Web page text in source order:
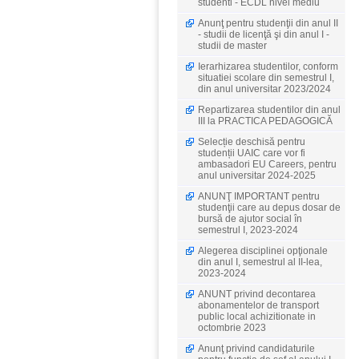
studenti - ECDL nivel mediu
Anunţ pentru studenţii din anul II
- studii de licenţă şi din anul I -
studii de master
Ierarhizarea studentilor, conform
situatiei scolare din semestrul I,
din anul universitar 2023/2024
Repartizarea studentilor din anul
III la PRACTICA PEDAGOGICĂ
Selecție deschisă pentru
studenții UAIC care vor fi
ambasadori EU Careers, pentru
anul universitar 2024-2025
ANUNŢ IMPORTANT pentru
studenţii care au depus dosar de
bursă de ajutor social în
semestrul I, 2023-2024
Alegerea disciplinei opţionale
din anul I, semestrul al II-lea,
2023-2024
ANUNT privind decontarea
abonamentelor de transport
public local achizitionate in
octombrie 2023
Anunţ privind candidaturile